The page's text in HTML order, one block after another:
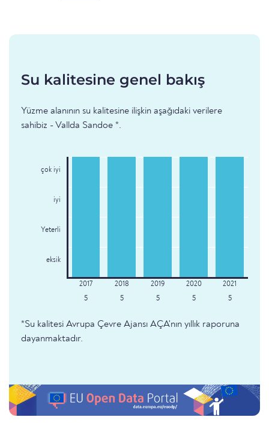
Su kalitesine genel bakış
Yüzme alanının su kalitesine ilişkin aşağıdaki verilere
sahibiz - Vallda Sandoe *.
çok iyi
iyi
Yeterli
eksik
5 5 5 5 5
*Su kalitesi Avrupa Çevre Ajansı AÇA'nın yıllık raporuna
dayanmaktadır.